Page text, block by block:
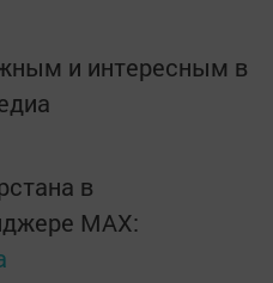
и интересным в
в
MАХ: